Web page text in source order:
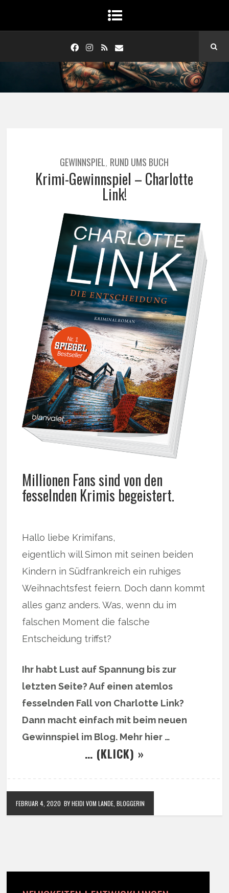
GEWINNSPIEL, RUND UMS BUCH
Krimi-Gewinnspiel – Charlotte
Link!
Millionen Fans sind von den
fesselnden Krimis begeistert.
Hallo liebe Krimifans,
eigentlich will Simon mit seinen beiden
Kindern in Südfrankreich ein ruhiges
Weihnachtsfest feiern. Doch dann kommt
alles ganz anders. Was, wenn du im
falschen Moment die falsche
Entscheidung triffst?
Ihr habt Lust auf Spannung bis zur
letzten Seite? Auf einen atemlos
fesselnden Fall von Charlotte Link?
Dann macht einfach mit beim neuen
Gewinnspiel im Blog. Mehr hier …
… (KLICK) »
FEBRUAR 4, 2020 BY HEIDI VOM LANDE, BLOGGERIN